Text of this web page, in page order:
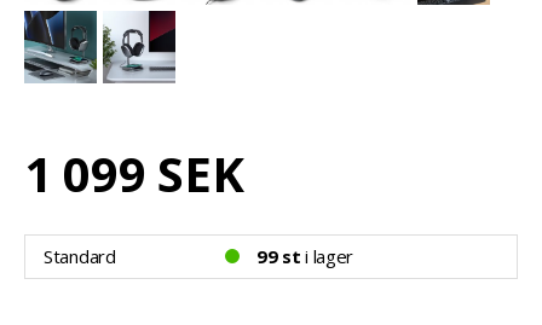
1 099 SEK
Standard 99 st i lager